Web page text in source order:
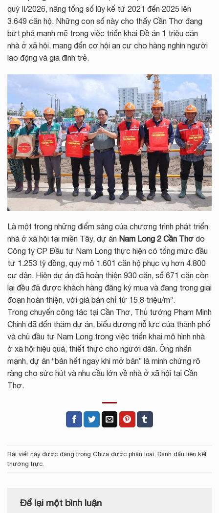
quý II/2026, nâng tổng số lũy kế từ 2021 đến 2025 lên
3.649 căn hộ. Những con số này cho thấy Cần Thơ đang
bứt phá mạnh mẽ trong việc triển khai Đề án 1 triệu căn
nhà ở xã hội, mang đến cơ hội an cư cho hàng nghìn người
lao động và gia đình trẻ.
Là một trong những điểm sáng của chương trình phát triển
nhà ở xã hội tại miền Tây, dự án Nam Long 2 Cần Thơ do
Công ty CP Đầu tư Nam Long thực hiện có tổng mức đầu
tư 1.253 tỷ đồng, quy mô 1.601 căn hộ phục vụ hơn 4.800
cư dân. Hiện dự án đã hoàn thiện 930 căn, số 671 căn còn
lại đều đã được khách hàng đăng ký mua và đang trong giai
đoạn hoàn thiện, với giá bán chỉ từ 15,8 triệu/m².
Trong chuyến công tác tại Cần Thơ, Thủ tướng Phạm Minh
Chính đã đến thăm dự án, biểu dương nỗ lực của thành phố
và chủ đầu tư Nam Long trong việc triển khai mô hình nhà
ở xã hội hiệu quả, thiết thực cho người dân. Ông nhấn
mạnh, dự án “bán hết ngay khi mở bán” là minh chứng rõ
ràng cho sức hút và nhu cầu lớn về nhà ở xã hội tại Cần
Thơ.
Bài viết này được đăng trong Chưa được phân loại . Đánh dấu liên kết
thường trực
Để lại một bình luận